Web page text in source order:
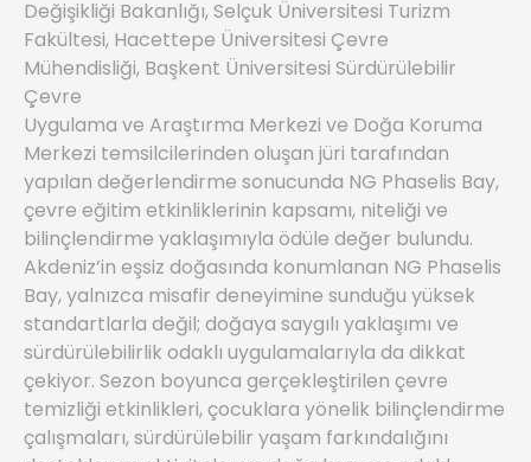
Değişikliği Bakanlığı, Selçuk Üniversitesi Turizm
Fakültesi, Hacettepe Üniversitesi Çevre
Mühendisliği, Başkent Üniversitesi Sürdürülebilir
Çevre
Uygulama ve Araştırma Merkezi ve Doğa Koruma
Merkezi temsilcilerinden oluşan jüri tarafından
yapılan değerlendirme sonucunda NG Phaselis Bay,
çevre eğitim etkinliklerinin kapsamı, niteliği ve
bilinçlendirme yaklaşımıyla ödüle değer bulundu.
Akdeniz’in eşsiz doğasında konumlanan NG Phaselis
Bay, yalnızca misafir deneyimine sunduğu yüksek
standartlarla değil; doğaya saygılı yaklaşımı ve
sürdürülebilirlik odaklı uygulamalarıyla da dikkat
çekiyor. Sezon boyunca gerçekleştirilen çevre
temizliği etkinlikleri, çocuklara yönelik bilinçlendirme
çalışmaları, sürdürülebilir yaşam farkındalığını